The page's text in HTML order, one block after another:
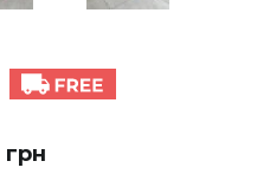
грн